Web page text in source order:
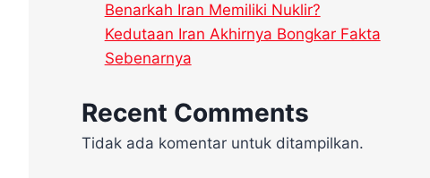
Benarkah Iran Memiliki Nuklir?
Kedutaan Iran Akhirnya Bongkar Fakta
Sebenarnya
Recent Comments
Tidak ada komentar untuk ditampilkan.